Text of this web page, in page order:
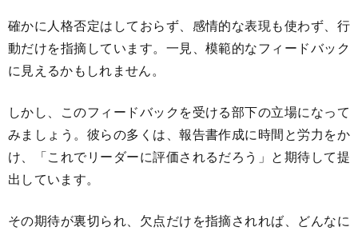
確かに人格否定はしておらず、感情的な表現も使わず、行
動だけを指摘しています。一見、模範的なフィードバック
に見えるかもしれません。
しかし、このフィードバックを受ける部下の立場になって
みましょう。彼らの多くは、報告書作成に時間と労力をか
け、「これでリーダーに評価されるだろう」と期待して提
出しています。
その期待が裏切られ、欠点だけを指摘されれば、どんなに